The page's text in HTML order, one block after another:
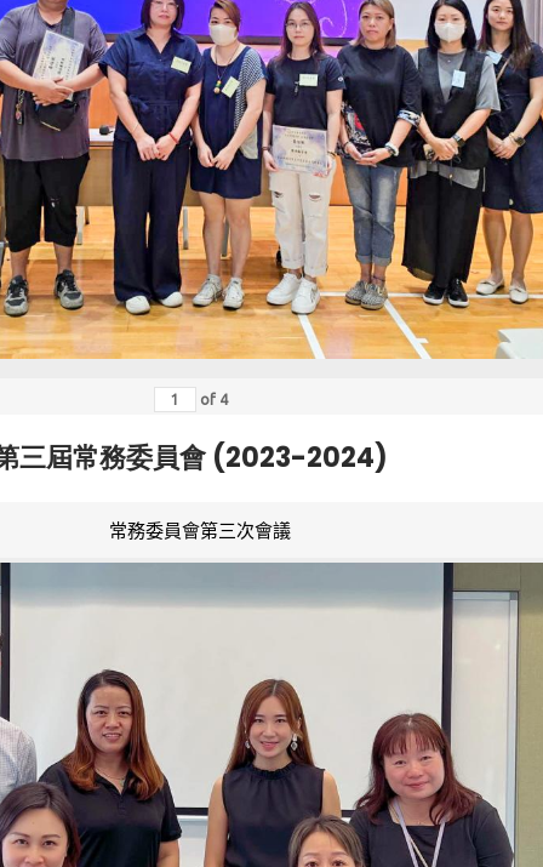
of 4
三屆常務委員會 (2023-2024)
常務委員會第三次會議